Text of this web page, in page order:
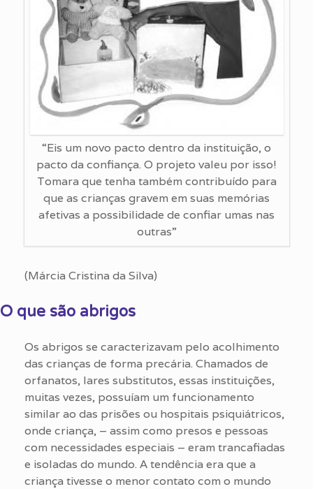
“Eis um novo pacto dentro da instituição, o
pacto da confiança. O projeto valeu por isso!
Tomara que tenha também contribuído para
que as crianças gravem em suas memórias
afetivas a possibilidade de confiar umas nas
outras”
(Márcia Cristina da Silva)
O que são abrigos
Os abrigos se caracterizavam pelo acolhimento
das crianças de forma precária. Chamados de
orfanatos, lares substitutos, essas instituições,
muitas vezes, possuíam um funcionamento
similar ao das prisões ou hospitais psiquiátricos,
onde criança, – assim como presos e pessoas
com necessidades especiais – eram trancafiadas
e isoladas do mundo. A tendência era que a
criança tivesse o menor contato com o mundo